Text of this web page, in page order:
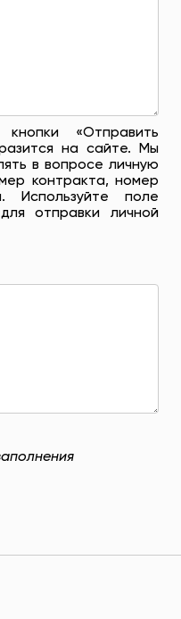
«Отправить
на сайте. Мы
в вопросе личную
контракта, номер
поле
отправки личной